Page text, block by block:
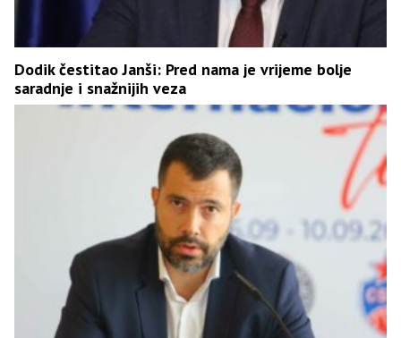
Dodik čestitao Janši: Pred nama je vrijeme bolje
saradnje i snažnijih veza